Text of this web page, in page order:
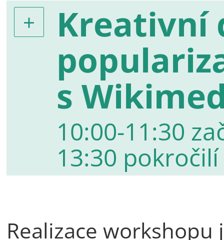
Kreativní
s
10:00-11:30
13:30 pokročilí
Realizace